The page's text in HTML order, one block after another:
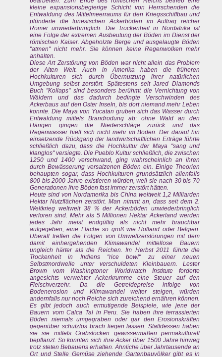
kleine expansionsbegierige Schicht von Herrschenden die
Entwaldung des Mittelmeerraums für den Kriegsschiffbau und
plünderte die tunesischen Ackerböden im Auftrag reicher
Römer unwiederbringlich. Die Trockenheit in Nordafrika ist
eine Folge der extremen Ausbeutung der Böden im Dienst der
römischen Kaiser. Abgeholzte Berge und ausgelaugte Böden
"atmen" nicht mehr. Sie können keine Regenwolken mehr
anhalten.
Diese Art Zerstörung von Böden war nicht allein das Problem
der Alten Welt. Auch in Amerika haben die früheren
Hochkulturen sich durch Übernutzung ihrer natürlichen
Umgebung selbst zerstört. Spätestens seit Jared Diamonds
Buch "Kollaps" sind besonders berühmt die Vernichtung von
Wäldern und das dadurch bedingte Verschwinden des
Ackerbaus auf den Oster Inseln, bis dort niemand mehr Leben
konnte. Die Maya von Yucatan gruben sich das Wasser durch
Entwaldung mittels Brandrodung ab: ohne Wald an den
Hängen gingen die Niederschläge zurück und das
Regenwasser hielt sich nicht mehr im Boden. Der darauf hin
einsetzende Rückgang der landwirtschaftlichen Erträge führte
schließlich dazu, dass die Hochkultur der Maya "sang und
klanglos" versiegte. Die Pueblo Kultur schließlich, die zwischen
1250 und 1400 verschwand, ging wahrscheinlich an ihren
durch Bewässerung versalzenen Böden ein. Einige Theorien
behaupten sogar, dass Hochkulturen grundsätzlich allenfalls
800 bis 2000 Jahre existieren würden, weil sie nach 30 bis 70
Generationen ihre Böden fast immer zerstört hätten.
Heute sind von Nordamerika bis China weltweit 1,2 Milliarden
Hektar Nutzflächen zerstört. Man nimmt an, dass seit dem 2.
Weltkrieg weltweit 38 % der Ackerböden unwiederbringlich
verloren sind. Mehr als 5 Millionen Hektar Ackerland werden
jedes Jahr meist endgültig als nicht mehr brauchbar
aufgegeben, eine Fläche so groß wie Holland oder Belgien.
Überall treffen die Folgen von Umweltzerstörungen mit dem
damit einhergehenden Klimawandel mittellose Bauern
ungleich härter als die Reichen. Im Herbst 2011 führte die
Trockenheit in Indiens "rice bowl" zu einer neuen
Selbstmordwelle unter verschuldeten Kleinbauern. Lester
Brown vom Washingtoner Worldwatch Institute forderte
angesichts verwehter Ackerkrumme eine Steuer auf den
Fleischverzehr. Da die Getreidepreise infolge von
Bodenerosion und Klimawandel weiter steigen, würden
andernfalls nur noch Reiche sich zureichend ernähren können.
Es gibt jedoch auch ermutigende Beispiele, wie jene der
Bauern vom Calca Tal in Peru. Sie haben ihre terrassierten
Böden niemals umgegraben oder gar den Erosionskräften
gegenüber schutzlos brach liegen lassen. Stattdessen haben
sie sie mittels Grabstöcken gewissermaßen permakulturell
bepflanzt. So konnten sich ihre Äcker über 1500 Jahre hinweg
trotz steten Bebauens erhalten. Ähnliche über Jahrtausende an
Ort und Stelle Gemüse ziehende Gartenbauvölker gibt es in